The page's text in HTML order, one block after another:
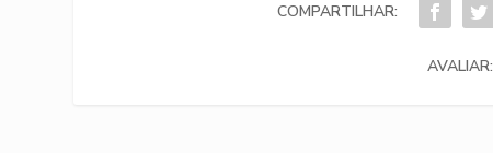
COMPARTILHAR:
AVALIAR: